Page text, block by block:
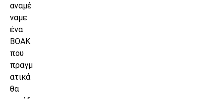
αναμέ
ναμε
ένα
ΒΟΑΚ
που
πραγμ
ατικά
θα